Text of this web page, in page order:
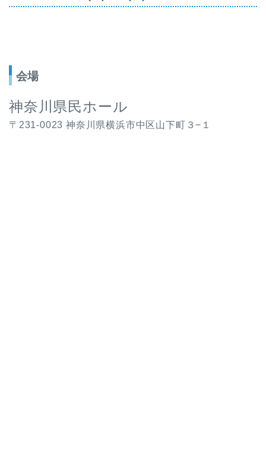
会場
神奈川県民ホール
〒231-0023 神奈川県横浜市中区山下町３−１